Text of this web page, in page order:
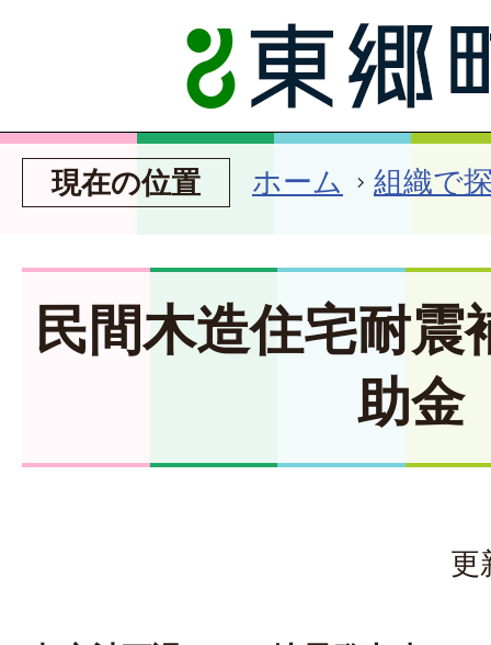
現在の位置 ホーム 組織で
民間木造住宅耐震
助金
更